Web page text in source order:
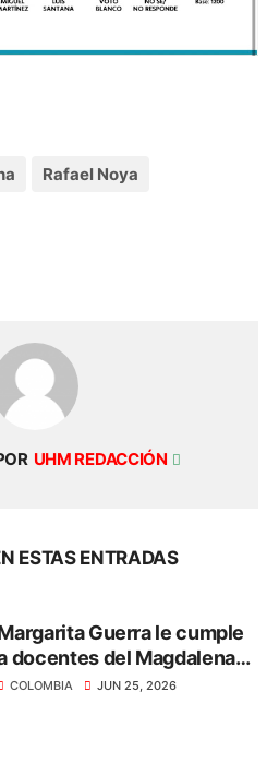
Rafael Noya
UHM REDACCIÓN
ESTAS ENTRADAS
Guerra le cumple
docentes del Magdalena
el pago de salarios y
COLOMBIA JUN 25, 2026